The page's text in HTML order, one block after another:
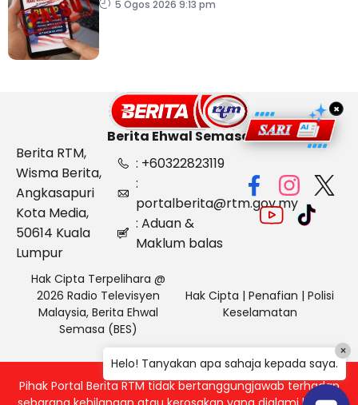
sempena Hari
5 Ogos 2026 9:13 pm
×
Berita Ehwal Semasa
Berita RTM,
Wisma Berita,
Angkasapuri
Kota Media,
50614 Kuala
Lumpur
: +60322823119
:
portalberita@rtm.gov.my
: Aduan &
Maklum balas
Hak Cipta Terpelihara @
2026 Radio Televisyen
Malaysia, Berita Ehwal
Semasa (BES)
Hak Cipta | Penafian | Polisi
Keselamatan
Pihak Portal Berita RTM tidak bertanggungjawab terhadap
Helo! Tanyakan apa sahaja kepada saya.
×